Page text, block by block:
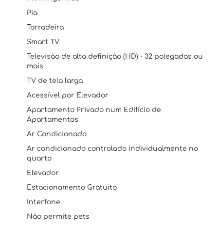
Pia
Torradeira
Smart TV
Televisão de alta definição (HD) - 32 polegadas ou
mais
TV de tela larga
Acessível por Elevador
Apartamento Privado num Edifício de
Apartamentos
Ar Condicionado
Ar condicionado controlado individualmente no
quarto
Elevador
Estacionamento Gratuito
Interfone
Não permite pets